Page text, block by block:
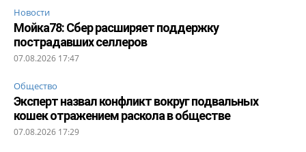
Новости
Мойка78: Сбер расширяет поддержку
пострадавших селлеров
07.08.2026 17:47
Общество
Эксперт назвал конфликт вокруг подвальных
кошек отражением раскола в обществе
07.08.2026 17:29